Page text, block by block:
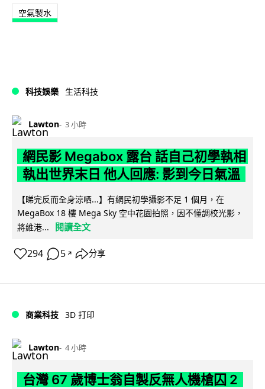
空氣製水
科技娛樂 生活科技
Lawton 3 小時
網民影 Megabox 露台 話自己初學執相
執出世界末日 他人回應: 影到今日氣溫
【睇完反而全身涼哂...】有網民初學攝影不足 1 個月，在
MegaBox 18 樓 Mega Sky 空中花園拍照，因不懂調校光影，
將維港...
閱讀全文
294 5 ↗ 分享
商業科技 3D 打印
Lawton 4 小時
台灣 67 歲博士翁自製反無人機槍囚 2